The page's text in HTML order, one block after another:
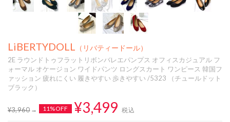
LiBERTYDOLL （リバティードール）
2E ラウンドトゥフラットリボンバレエパンプス オフィスカジュアル フ
ォーマル オケージョン ワイドパンツ ロングスカート ワンピース 韓国フ
ァッション 疲れにくい 履きやすい 歩きやすい /5323 （チュールドット
ブラック）
¥3,960 11%OFF ¥3,499 税込